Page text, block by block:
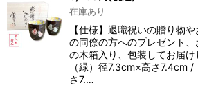
在庫あり
【仕様】退職祝いの贈り物
の同僚の方へのプレゼント
の木箱入り、包装してお届け
（緑）径7.3cm×高さ7.4cm
さ7.…